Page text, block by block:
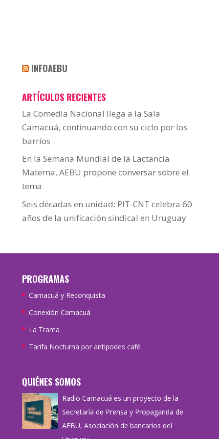
INFOAEBU
ARTÍCULOS RECIENTES
La Comedia Nacional llega a la Sala
Camacuá, continuando con su ciclo por los
barrios
En la Semana Mundial de la Lactancia
Materna, AEBU propone conversar sobre el
tema
Seis décadas en unidad: PIT-CNT celebra 60
años de la unificación sindical en Uruguay
PROGRAMAS
Camacuá y Reconquista
Conexión Camacuá
La Trama
Tarifa Nocturna por antipodes café
QUIÉNES SOMOS
Radio Camacuá es un proyecto de la
Secretaría de Prensa y Propaganda de
AEBU, Asociación de bancarios del